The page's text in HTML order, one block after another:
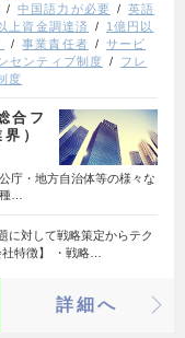
中国語力が必要
英語
上資金調達済
1億円以
事業責任者
サービ
センティブ制度
フレ
度
合フ
）
庁・地方自治体等の様々な
種…
に対して戦略策定からテク
社特徴】 ・戦略…
詳細へ